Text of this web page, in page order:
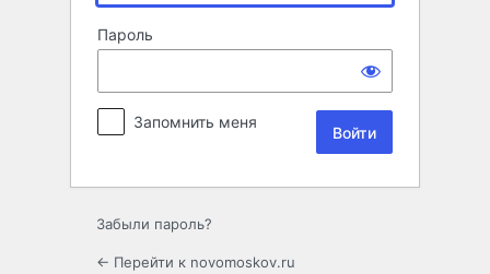
Пароль
Запомнить меня
Забыли пароль?
← Перейти к novomoskov.ru